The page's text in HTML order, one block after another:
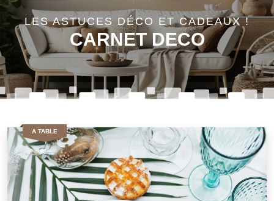
LES ASTUCES DÉCO ET CADEAUX !
CARNET DECO
A TABLE